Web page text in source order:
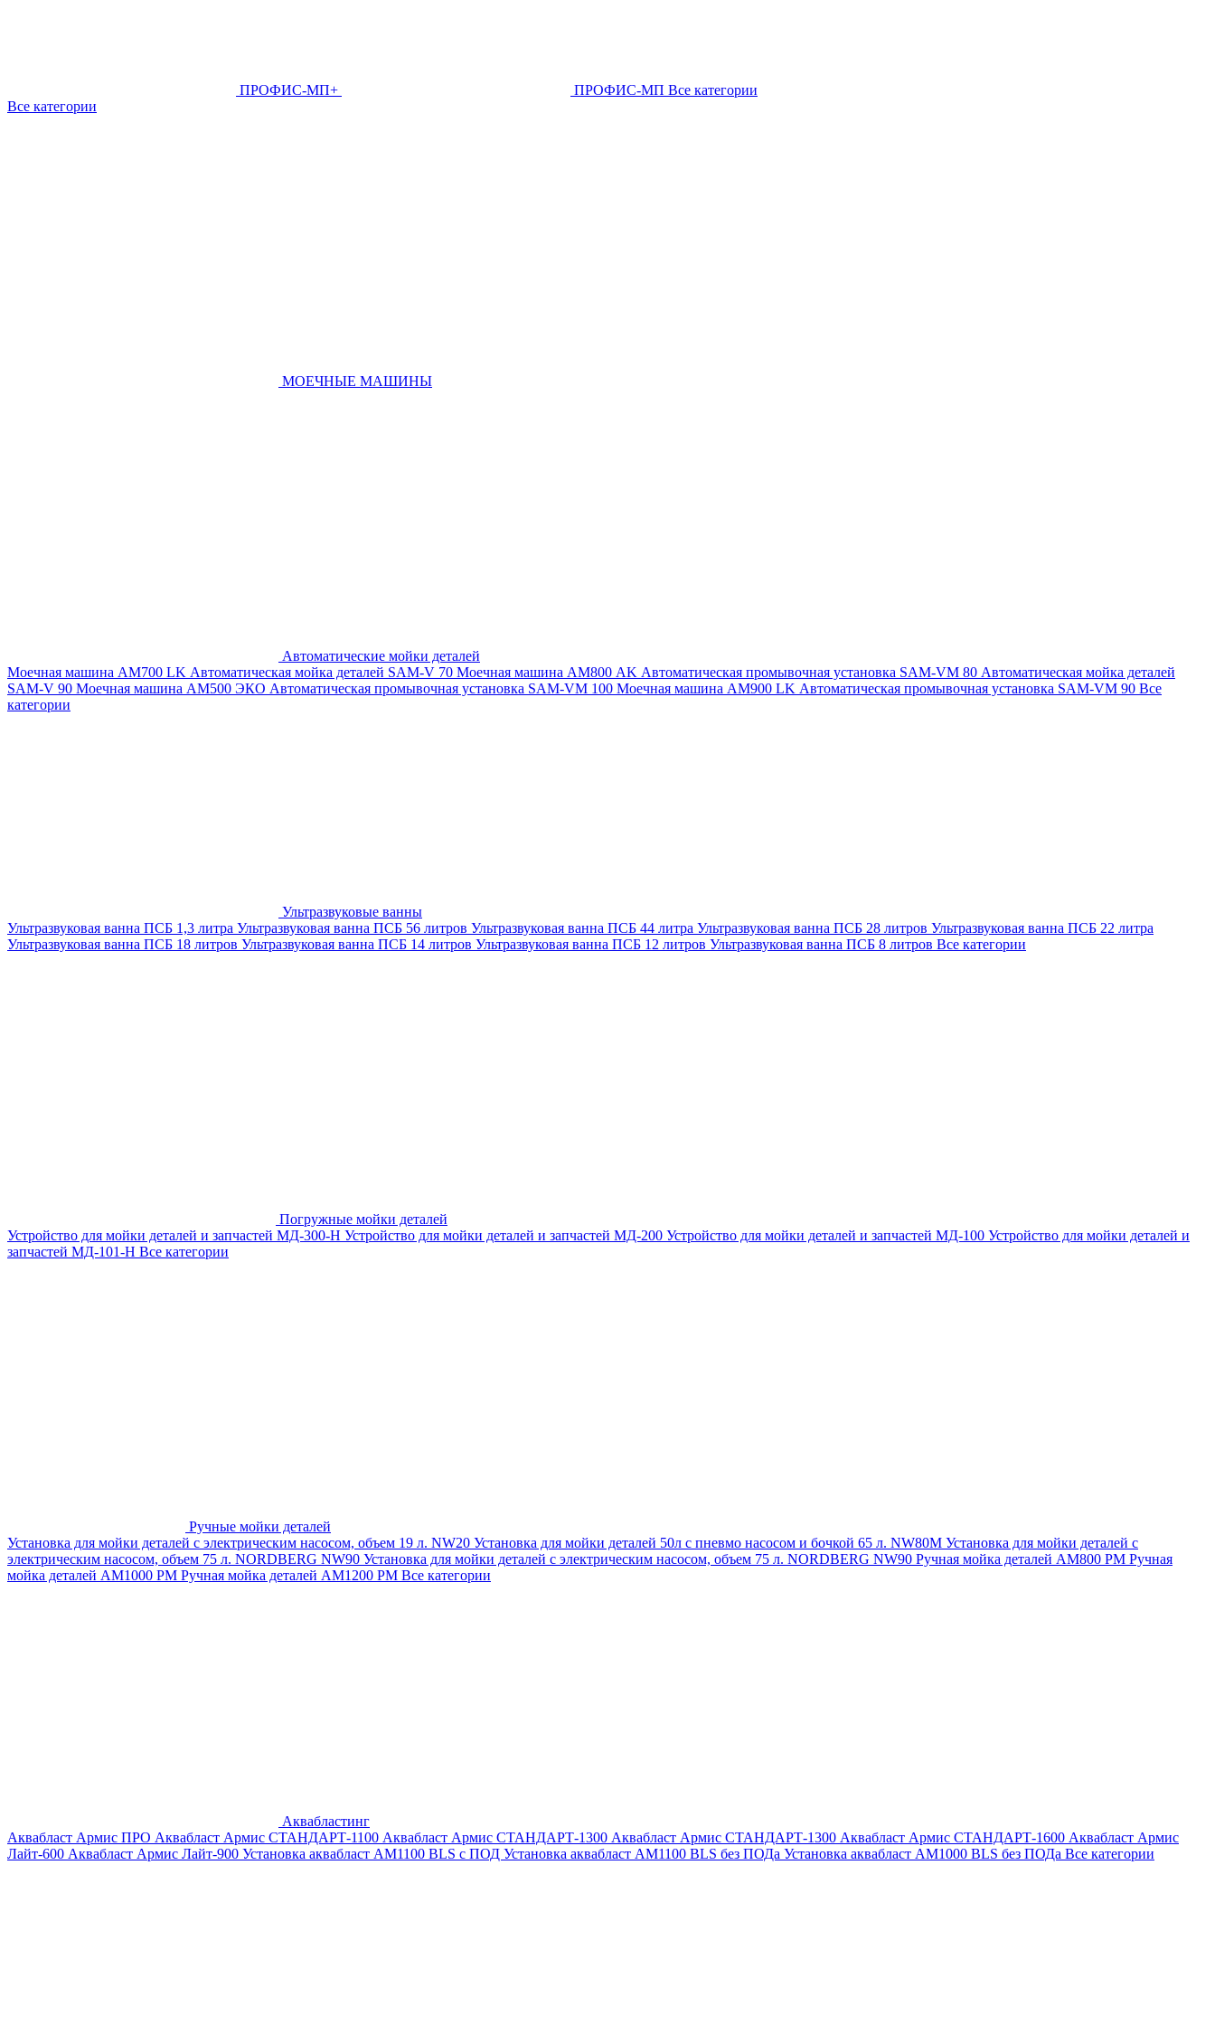
ПРОФИС-МП+ ПРОФИС-МП Все категории
Все категории
МОЕЧНЫЕ МАШИНЫ
Автоматические мойки деталей
Моечная машина AM700 LK Автоматическая мойка деталей SAM-V 70 Моечная машина АМ800 AK Автоматическая промывочная установка SAM-VM 80 Автоматическая мойка деталей
SAM-V 90 Моечная машина АМ500 ЭКО Автоматическая промывочная установка SAM-VM 100 Моечная машина AM900 LK Автоматическая промывочная установка SAM-VM 90 Все
категории
Ультразвуковые ванны
Ультразвуковая ванна ПСБ 1,3 литра Ультразвуковая ванна ПСБ 56 литров Ультразвуковая ванна ПСБ 44 литра Ультразвуковая ванна ПСБ 28 литров Ультразвуковая ванна ПСБ 22 литра
Ультразвуковая ванна ПСБ 18 литров Ультразвуковая ванна ПСБ 14 литров Ультразвуковая ванна ПСБ 12 литров Ультразвуковая ванна ПСБ 8 литров Все категории
Погружные мойки деталей
Устройство для мойки деталей и запчастей МД-300-H Устройство для мойки деталей и запчастей МД-200 Устройство для мойки деталей и запчастей МД-100 Устройство для мойки деталей и
запчастей МД-101-Н Все категории
Ручные мойки деталей
Установка для мойки деталей с электрическим насосом, объем 19 л. NW20 Установка для мойки деталей 50л с пневмо насосом и бочкой 65 л. NW80M Установка для мойки деталей с
электрическим насосом, объем 75 л. NORDBERG NW90 Установка для мойки деталей с электрическим насосом, объем 75 л. NORDBERG NW90 Ручная мойка деталей АМ800 РМ Ручная
мойка деталей АМ1000 РМ Ручная мойка деталей АМ1200 РМ Все категории
Аквабластинг
Аквабласт Армис ПРО Аквабласт Армис СТАНДАРТ-1100 Аквабласт Армис СТАНДАРТ-1300 Аквабласт Армис СТАНДАРТ-1300 Аквабласт Армис СТАНДАРТ-1600 Аквабласт Армис
Лайт-600 Аквабласт Армис Лайт-900 Установка аквабласт AM1100 BLS с ПОД Установка аквабласт AM1100 BLS без ПОДа Установка аквабласт AM1000 BLS без ПОДа Все категории